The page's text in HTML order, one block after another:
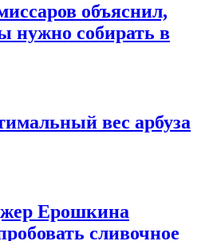
объяснил,
нужно собирать в
вес арбуза
Ерошкина
сливочное